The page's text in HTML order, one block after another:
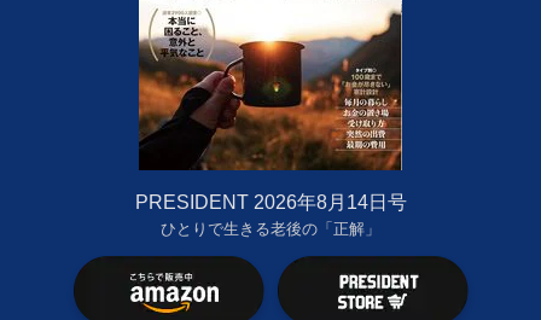
PRESIDENT 2026年8月14日号
ひとりで生きる老後の「正解」